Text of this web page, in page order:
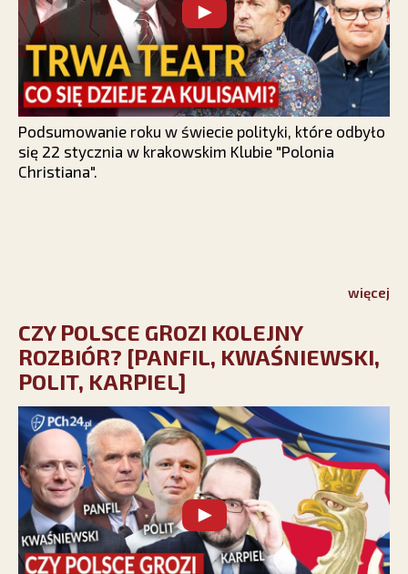
Podsumowanie roku w świecie polityki, które odbyło
się 22 stycznia w krakowskim Klubie "Polonia
Christiana".
więcej
CZY POLSCE GROZI KOLEJNY
ROZBIÓR? [PANFIL, KWAŚNIEWSKI,
POLIT, KARPIEL]